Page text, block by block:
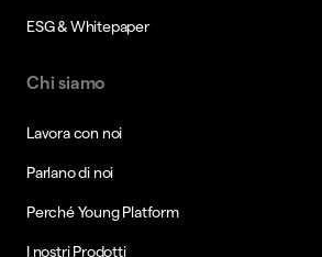
ESG & Whitepaper
Chi siamo
Lavora con noi
Parlano di noi
Perché Young Platform
I nostri Prodotti